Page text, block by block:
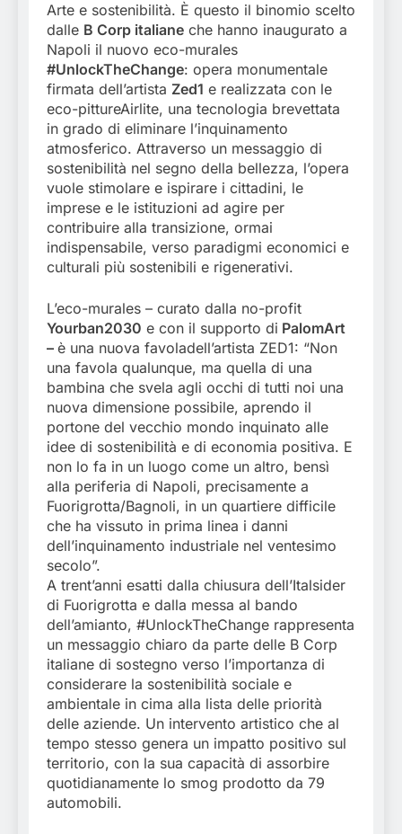
Arte e sostenibilità. È questo il binomio scelto
dalle B Corp italiane che hanno inaugurato a
Napoli il nuovo eco-murales
#UnlockTheChange: opera monumentale
firmata dell’artista Zed1 e realizzata con le
eco-pittureAirlite, una tecnologia brevettata
in grado di eliminare l’inquinamento
atmosferico. Attraverso un messaggio di
sostenibilità nel segno della bellezza, l’opera
vuole stimolare e ispirare i cittadini, le
imprese e le istituzioni ad agire per
contribuire alla transizione, ormai
indispensabile, verso paradigmi economici e
culturali più sostenibili e rigenerativi.
L’eco-murales – curato dalla no-profit
Yourban2030 e con il supporto di PalomArt
– è una nuova favoladell’artista ZED1: “Non
una favola qualunque, ma quella di una
bambina che svela agli occhi di tutti noi una
nuova dimensione possibile, aprendo il
portone del vecchio mondo inquinato alle
idee di sostenibilità e di economia positiva. E
non lo fa in un luogo come un altro, bensì
alla periferia di Napoli, precisamente a
Fuorigrotta/Bagnoli, in un quartiere difficile
che ha vissuto in prima linea i danni
dell’inquinamento industriale nel ventesimo
secolo”.
A trent’anni esatti dalla chiusura dell’Italsider
di Fuorigrotta e dalla messa al bando
dell’amianto, #UnlockTheChange rappresenta
un messaggio chiaro da parte delle B Corp
italiane di sostegno verso l’importanza di
considerare la sostenibilità sociale e
ambientale in cima alla lista delle priorità
delle aziende. Un intervento artistico che al
tempo stesso genera un impatto positivo sul
territorio, con la sua capacità di assorbire
quotidianamente lo smog prodotto da 79
automobili.